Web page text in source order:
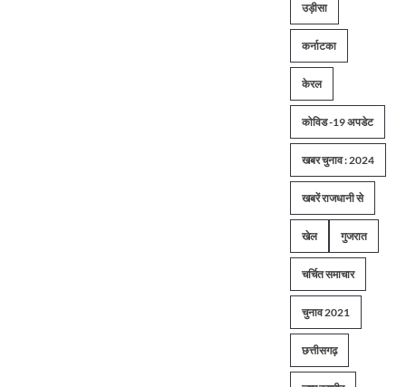
उड़ीसा
कर्नाटका
केरल
कोविड -19 अपडेट
खबर चुनाव : 2024
खबरें राजधानी से
खेल गुजरात
चर्चित समाचार
चुनाव 2021
छत्तीसगढ़